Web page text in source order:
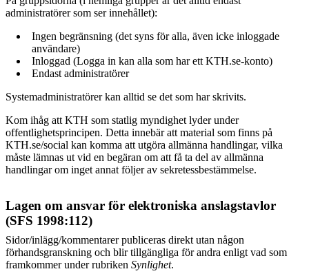
administratörer som ser innehållet):
Ingen begränsning (det syns för alla, även icke inloggade
användare)
Inloggad (Logga in kan alla som har ett KTH.se-konto)
Endast administratörer
Systemadministratörer kan alltid se det som har skrivits.
Kom ihåg att KTH som statlig myndighet lyder under
offentlighetsprincipen. Detta innebär att material som finns på
KTH.se/social kan komma att utgöra allmänna handlingar, vilka
måste lämnas ut vid en begäran om att få ta del av allmänna
handlingar om inget annat följer av sekretessbestämmelse.
Lagen om ansvar för elektroniska anslagstavlor
(SFS 1998:112)
Sidor/inlägg/kommentarer publiceras direkt utan någon
förhandsgranskning och blir tillgängliga för andra enligt vad som
framkommer under rubriken Synlighet.